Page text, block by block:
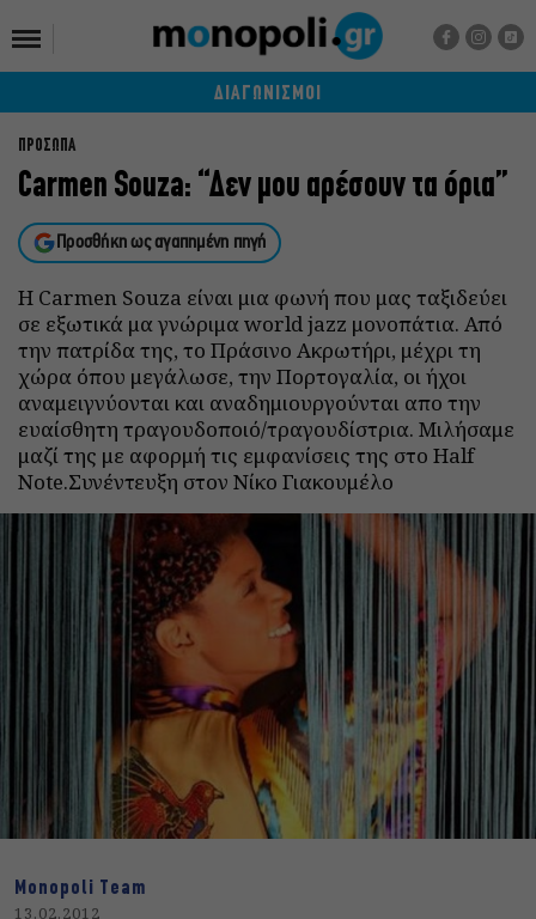
ΔΙΑΓΩΝΙΣΜΟΙ
ΠΡΟΣΩΠΑ
Carmen Souza: “Δεν μου αρέσουν τα όρια”
Προσθήκη ως αγαπημένη πηγή
Η Carmen Souza είναι μια φωνή που μας ταξιδεύει
σε εξωτικά μα γνώριμα world jazz μονοπάτια. Από
την πατρίδα της, το Πράσινο Ακρωτήρι, μέχρι τη
χώρα όπου μεγάλωσε, την Πορτογαλία, οι ήχοι
αναμειγνύονται και αναδημιουργούνται απο την
ευαίσθητη τραγουδοποιό/τραγουδίστρια. Μιλήσαμε
μαζί της με αφορμή τις εμφανίσεις της στο Half
Note.Συνέντευξη στον Νίκο Γιακουμέλο
Monopoli Team
13.02.2012